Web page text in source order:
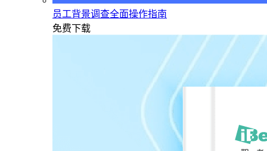
员工背景调查全面操作指南
免费下载